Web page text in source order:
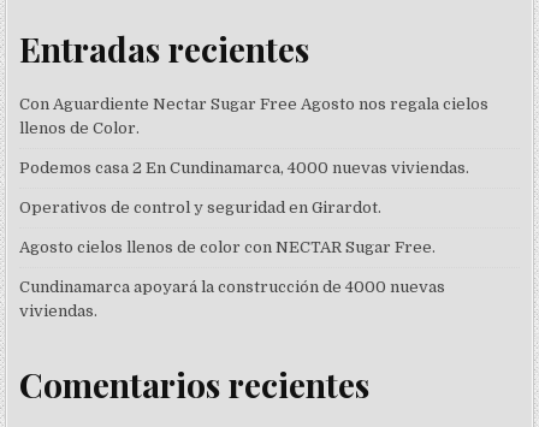
Entradas recientes
Con Aguardiente Nectar Sugar Free Agosto nos regala cielos
llenos de Color.
Podemos casa 2 En Cundinamarca, 4000 nuevas viviendas.
Operativos de control y seguridad en Girardot.
Agosto cielos llenos de color con NECTAR Sugar Free.
Cundinamarca apoyará la construcción de 4000 nuevas
viviendas.
Comentarios recientes